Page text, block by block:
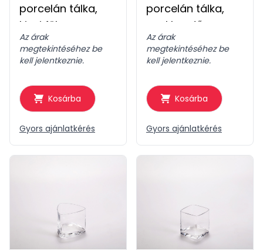
porcelán tálka,
kicsi füles
Az árak
megtekintéséhez be
kell jelentkeznie.
Kosárba
Gyors ajánlatkérés
porcelán tálka,
nyakkendő
Az árak
megtekintéséhez be
kell jelentkeznie.
Kosárba
Gyors ajánlatkérés